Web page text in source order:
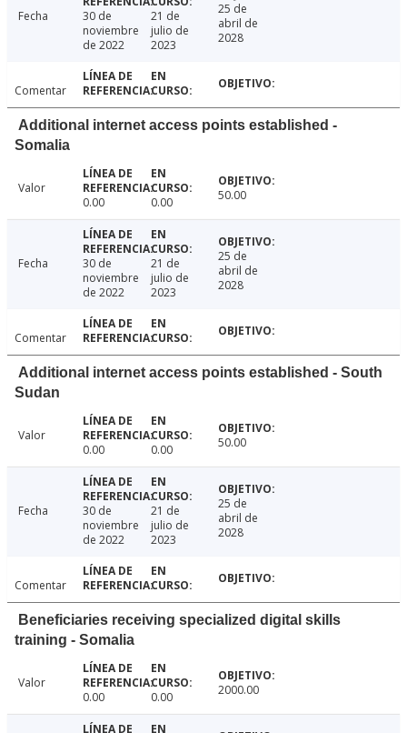
Fecha
30 de
noviembre
de 2022
21 de
julio de
2023
25 de
abril de
2028
Comentar
Additional internet access points established -
Somalia
Valor
0.00
0.00 50.00
Fecha
30 de
noviembre
de 2022
21 de
julio de
2023
25 de
abril de
2028
Comentar
Additional internet access points established - South
Sudan
Valor
0.00
0.00 50.00
Fecha
30 de
noviembre
de 2022
21 de
julio de
2023
25 de
abril de
2028
Comentar
Beneficiaries receiving specialized digital skills
training - Somalia
Valor
0.00
0.00 2000.00